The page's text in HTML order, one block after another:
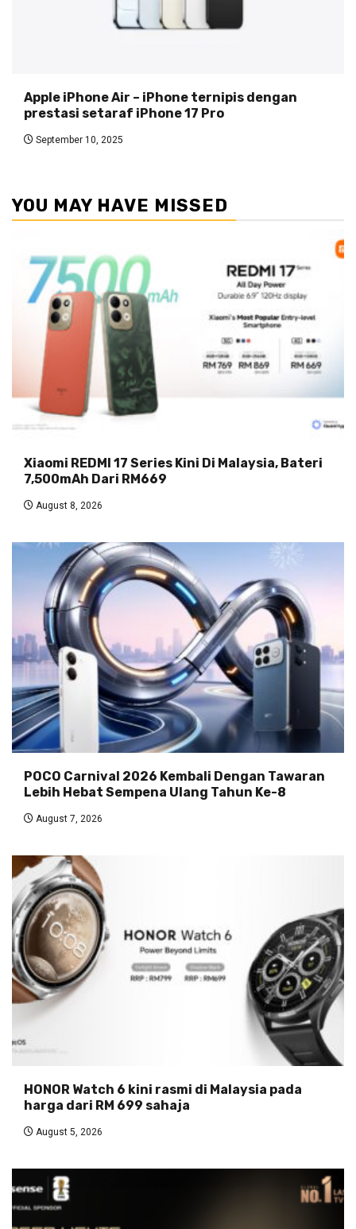
Apple iPhone Air – iPhone ternipis dengan
prestasi setaraf iPhone 17 Pro
September 10, 2025
YOU MAY HAVE MISSED
Xiaomi REDMI 17 Series Kini Di Malaysia, Bateri
7,500mAh Dari RM669
August 8, 2026
POCO Carnival 2026 Kembali Dengan Tawaran
Lebih Hebat Sempena Ulang Tahun Ke-8
August 7, 2026
HONOR Watch 6 kini rasmi di Malaysia pada
harga dari RM 699 sahaja
August 5, 2026